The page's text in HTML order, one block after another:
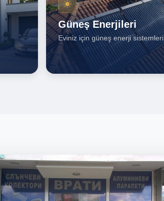
Güneş Enerjileri
Eviniz için güneş enerji sistemleri